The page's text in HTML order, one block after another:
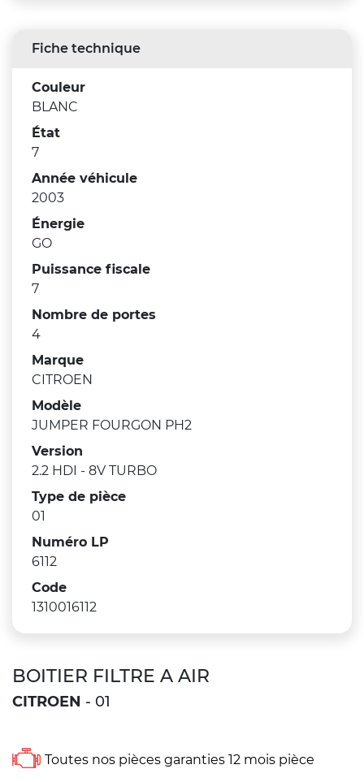
Fiche technique
Couleur
BLANC
État
7
Année véhicule
2003
Énergie
GO
Puissance fiscale
7
Nombre de portes
4
Marque
CITROEN
Modèle
JUMPER FOURGON PH2
Version
2.2 HDI - 8V TURBO
Type de pièce
01
Numéro LP
6112
Code
1310016112
BOITIER FILTRE A AIR
CITROEN - 01
Toutes nos pièces garanties 12 mois pièce